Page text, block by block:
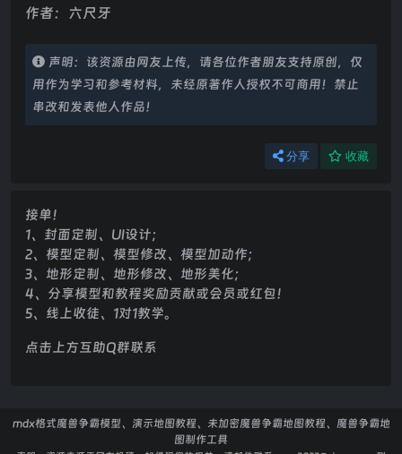
作者：六尺牙
声明：该资源由网友上传，请各位作者朋友支持原创，仅
用作为学习和参考材料，未经原著作人授权不可商用！禁止
串改和发表他人作品！
分享 收藏
接单！
1、封面定制、UI设计；
2、模型定制、模型修改、模型加动作；
3、地形定制、地形修改、地形美化；
4、分享模型和教程奖励贡献或会员或红包！
5、线上收徒、1对1教学。
点击上方互助Q群联系
mdx格式魔兽争霸模型、演示地图教程、未加密魔兽争霸地图教程、魔兽争霸地
图制作工具